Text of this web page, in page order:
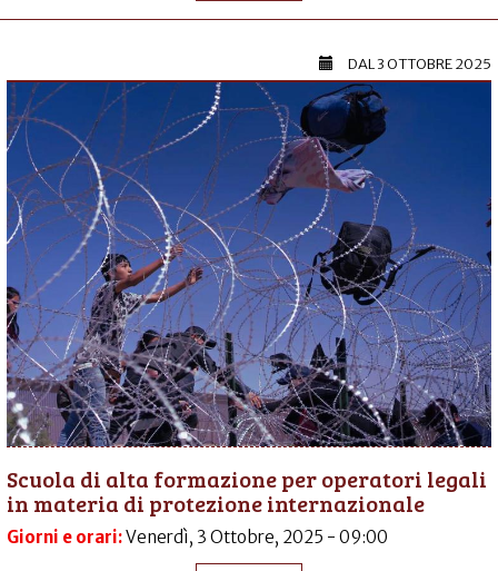
DAL3 OTTOBRE 2025
Scuola di alta formazione per operatori legali
in materia di protezione internazionale
Giorni e orari:Venerdì, 3 Ottobre, 2025 - 09:00